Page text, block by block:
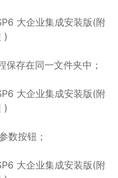
存在同一文件夹中；
数按钮；